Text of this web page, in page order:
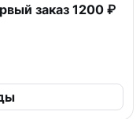
заказ 1200 ₽